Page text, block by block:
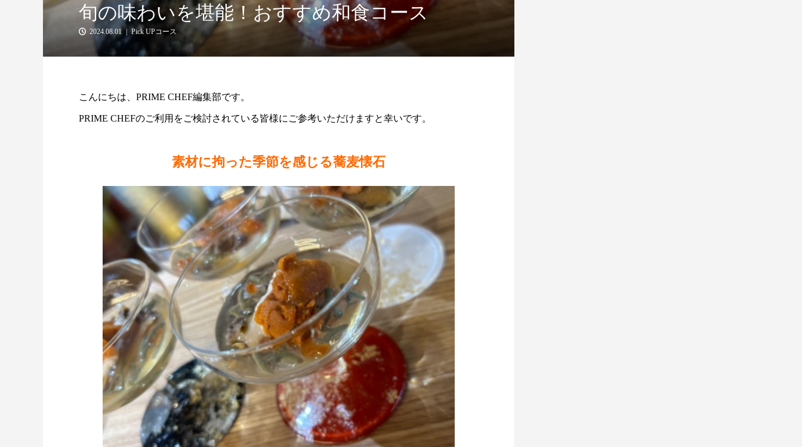
旬の味わいを堪能！おすすめ和食コース
2024.08.01 Pick UPコース
こんにちは、PRIME CHEF編集部です。
PRIME CHEFのご利用をご検討されている皆様にご参考いただけますと幸いです。
素材に拘った季節を感じる蕎麦懐石